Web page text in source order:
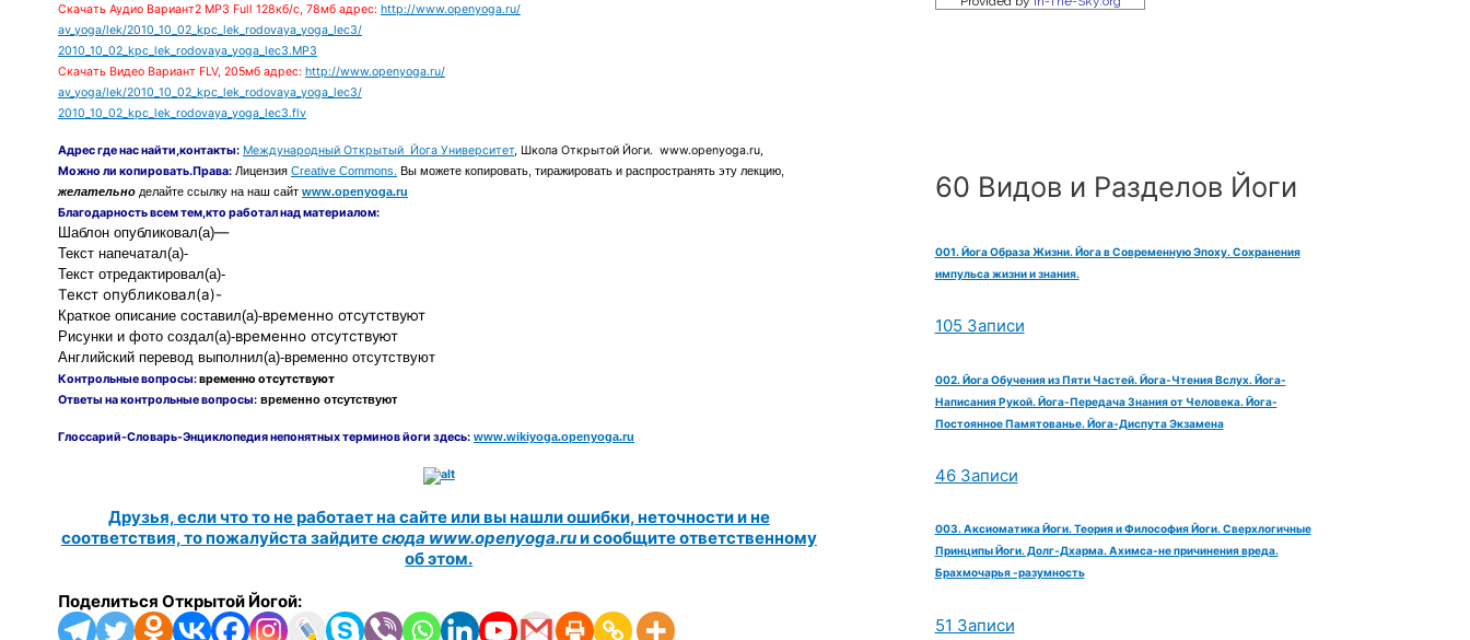
Скачать Аудио Вариант2 MP3 Full 128кб/с, 78мб адрес: http://www.openyoga.ru/
av_yoga/lek/2010_10_02_kpc_lek_rodovaya_yoga_lec3/
2010_10_02_kpc_lek_rodovaya_yoga_lec3.MP3
Скачать Видео Вариант FLV, 205мб адрес: http://www.openyoga.ru/
av_yoga/lek/2010_10_02_kpc_lek_rodovaya_yoga_lec3/
2010_10_02_kpc_lek_rodovaya_yoga_lec3.flv
Адресгде нас найти,контакты: Международный Открытый Йога Университет, Школа Открытой Йоги. www.openyoga.ru,
Можно ли копировать.Права: Лицензия Creative Commons. Вы можете копировать, тиражировать и распространять эту лекцию,
желательно делайте ссылку на наш сайт www.openyoga.ru
Благодарность всем тем,кто работал над материалом:
Шаблон опубликовал(а)—
Текст напечатал(а)-
Текст отредактировал(а)-
Текст опубликовал(а)-
Краткое описание составил(а)-временно отсутствуют
Рисунки и фото создал(а)-временно отсутствуют
Английский перевод выполнил(а)-временно отсутствуют
Контрольные вопросы:временно отсутствуют
Ответы на контрольные вопросы: временно отсутствуют
Глоссарий-Словарь-Энциклопедия непонятных терминов йоги здесь: www.wikiyoga.openyoga.ru
Друзья, если что то не работает на сайте или вы нашли ошибки, неточности и не
соответствия, то пожалуйста зайдитесюда www.openyoga.ruи сообщите ответственному
об этом.
Поделиться Открытой Йогой:
60 Видов и Разделов Йоги
001. Йога Образа Жизни. Йога в Современную Эпоху. Сохранения
импульса жизни и знания.
105 Записи
002. Йога Обучения из Пяти Частей. Йога-Чтения Вслух. Йога-
Написания Рукой. Йога-Передача Знания от Человека. Йога-
Постоянное Памятованье. Йога-Диспута Экзамена
46 Записи
003. Аксиоматика Йоги. Теория и Философия Йоги. Сверхлогичные
Принципы Йоги. Долг-Дхарма. Ахимса-не причинения вреда.
Брахмочарья -разумность
51 Записи